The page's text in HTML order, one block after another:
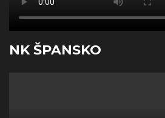
NK ŠPANSKO